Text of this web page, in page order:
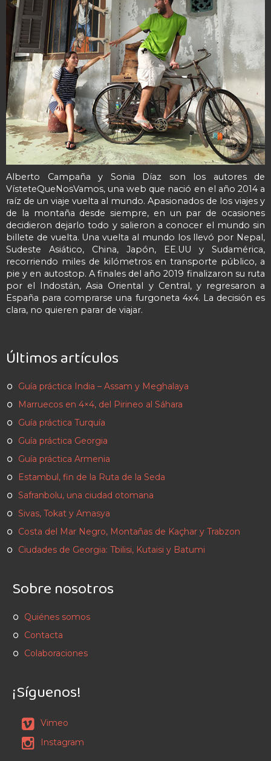
Alberto Campaña y Sonia Díaz son los autores de
VísteteQueNosVamos, una web que nació en el año 2014 a
raíz de un viaje vuelta al mundo. Apasionados de los viajes y
de la montaña desde siempre, en un par de ocasiones
decidieron dejarlo todo y salieron a conocer el mundo sin
billete de vuelta. Una vuelta al mundo los llevó por Nepal,
Sudeste Asiático, China, Japón, EE.UU y Sudamérica,
recorriendo miles de kilómetros en transporte público, a
pie y en autostop. A finales del año 2019 finalizaron su ruta
por el Indostán, Asia Oriental y Central, y regresaron a
España para comprarse una furgoneta 4x4. La decisión es
clara, no quieren parar de viajar.
Últimos artículos
Guía práctica India – Assam y Meghalaya
Marruecos en 4×4, del Pirineo al Sáhara
Guía práctica Turquía
Guía práctica Georgia
Guía práctica Armenia
Estambul, fin de la Ruta de la Seda
Safranbolu, una ciudad otomana
Sivas, Tokat y Amasya
Costa del Mar Negro, Montañas de Kaçhar y Trabzon
Ciudades de Georgia: Tbilisi, Kutaisi y Batumi
Sobre nosotros
Quiénes somos
Contacta
Colaboraciones
¡Síguenos!
Vimeo
Instagram